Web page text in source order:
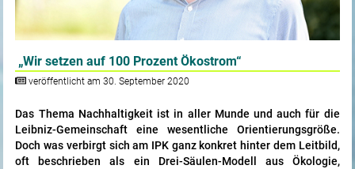
„Wir setzen auf 100 Prozent Ökostrom“
veröffentlicht am 30. September 2020
Das Thema Nachhaltigkeit ist in aller Munde und auch für die
Leibniz-Gemeinschaft eine wesentliche Orientierungsgröße.
Doch was verbirgt sich am IPK ganz konkret hinter dem Leitbild,
oft beschrieben als ein Drei-Säulen-Modell aus Ökologie,